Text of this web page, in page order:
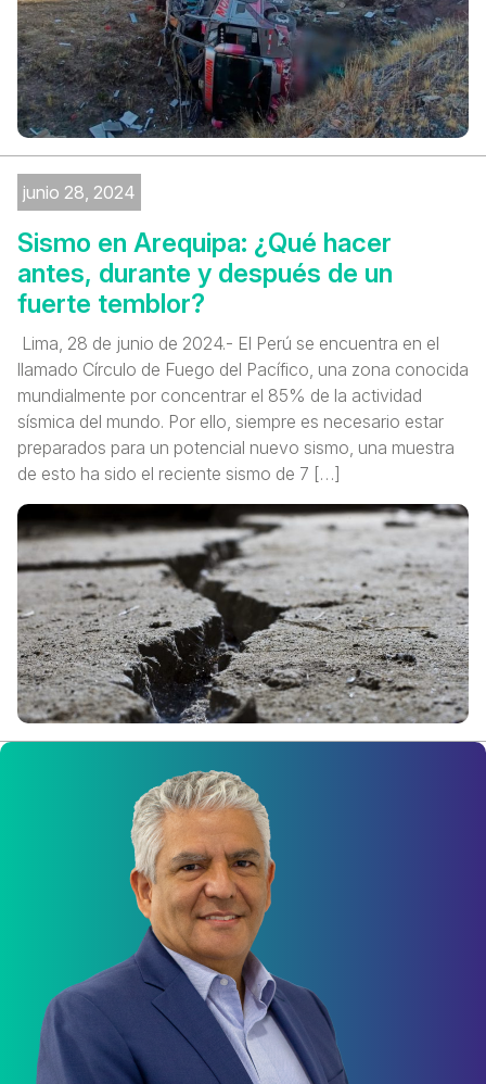
junio 28, 2024
Sismo en Arequipa: ¿Qué hacer
antes, durante y después de un
fuerte temblor?
Lima, 28 de junio de 2024.- El Perú se encuentra en el
llamado Círculo de Fuego del Pacífico, una zona conocida
mundialmente por concentrar el 85% de la actividad
sísmica del mundo. Por ello, siempre es necesario estar
preparados para un potencial nuevo sismo, una muestra
de esto ha sido el reciente sismo de 7 […]